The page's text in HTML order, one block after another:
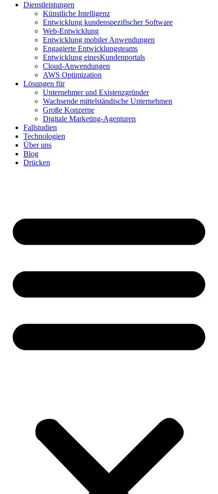
Dienstleistungen
Künstliche Intelligenz
Entwicklung kundenspezifischer Software
Web-Entwicklung
Entwicklung mobiler Anwendungen
Engagierte Entwicklungsteams
Entwicklung einesKundenportals
Cloud-Anwendungen
AWS Optimization
Lösungen für
Unternehmer und Existenzgründer
Wachsende mittelständische Unternehmen
Große Konzerne
Digitale Marketing-Agenturen
Fallstudien
Technologien
Über uns
Blog
Drücken